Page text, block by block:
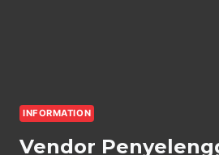
INFORMATION
Vendor